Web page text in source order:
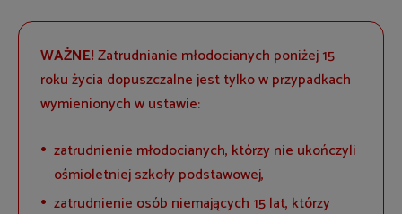
WAŻNE!Zatrudnianie młodocianych poniżej 15
roku życia dopuszczalne jest tylko w przypadkach
wymienionych w ustawie:
zatrudnienie młodocianych, którzy nie ukończyli
ośmioletniej szkoły podstawowej,
zatrudnienie osób niemających 15 lat, którzy